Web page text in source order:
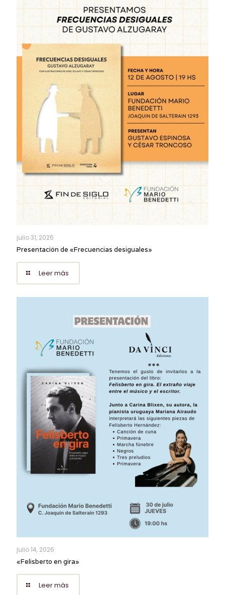
julio 31, 2026
Presentación de «Frecuencias desiguales»
Leer más
julio 14, 2026
«Felisberto en gira»
Leer más